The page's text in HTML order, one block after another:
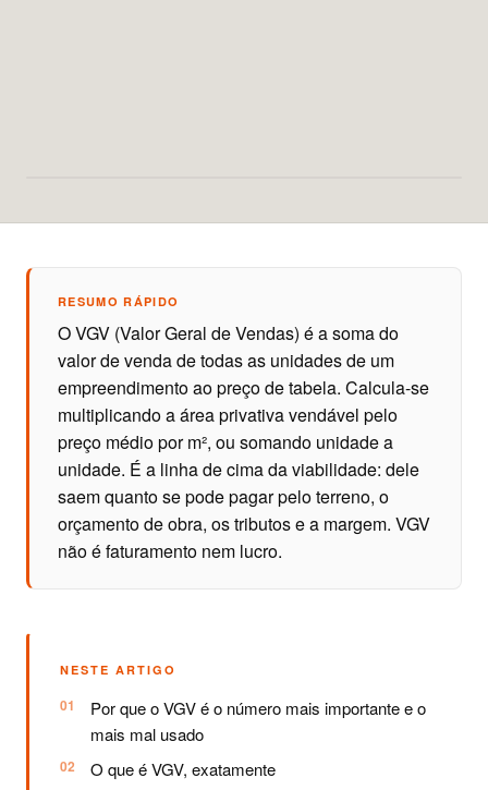
RESUMO RÁPIDO
O VGV (Valor Geral de Vendas) é a soma do
valor de venda de todas as unidades de um
empreendimento ao preço de tabela. Calcula-se
multiplicando a área privativa vendável pelo
preço médio por m², ou somando unidade a
unidade. É a linha de cima da viabilidade: dele
saem quanto se pode pagar pelo terreno, o
orçamento de obra, os tributos e a margem. VGV
não é faturamento nem lucro.
NESTE ARTIGO
Por que o VGV é o número mais importante e o
mais mal usado
O que é VGV, exatamente